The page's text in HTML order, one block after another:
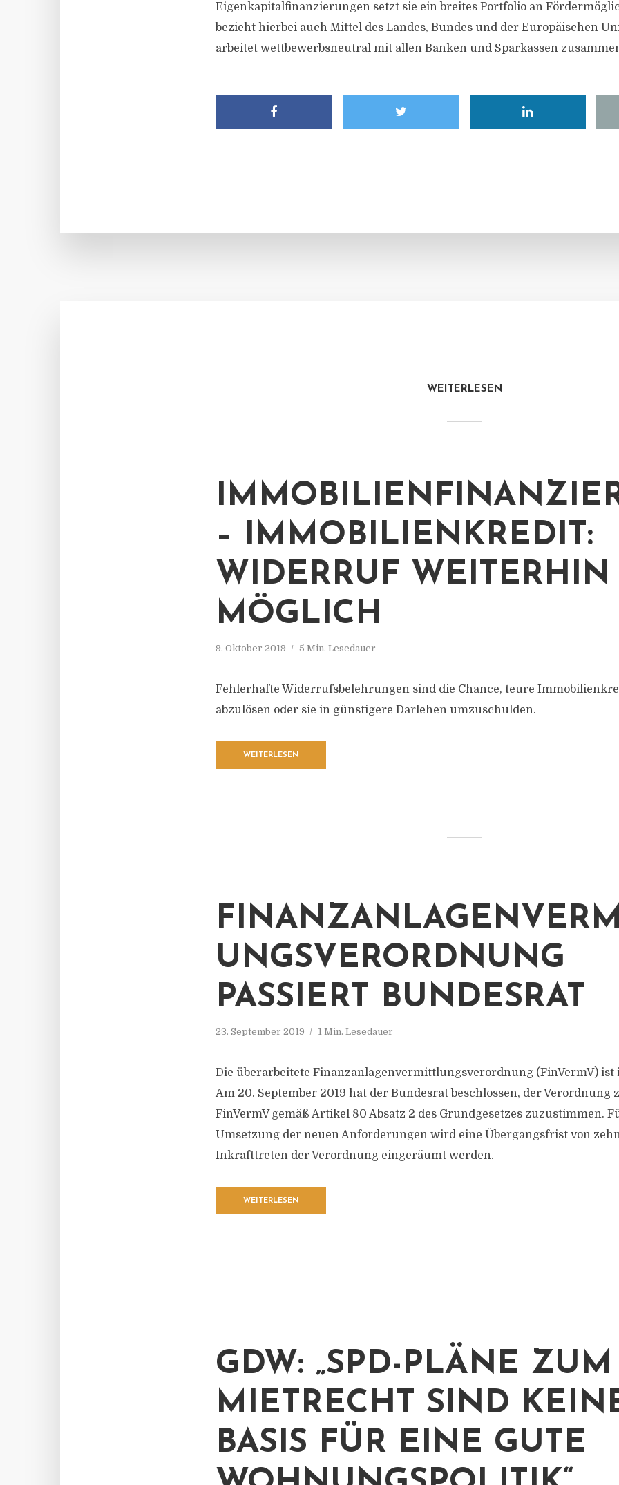
Eigenkapitalfinanzierungen setzt sie ein breites Portfolio an
bezieht hierbei auch Mittel des Landes, Bundes und der Europäischen
arbeitet wettbewerbsneutral mit allen Banken und Sparkassen
WEITERLESEN
– IMMOBILIENKREDIT:
WIDERRUF WEITERHIN
MÖGLICH
9. Oktober 2019 5 Min. Lesedauer
Fehlerhafte Widerrufsbelehrungen sind die Chance, teure
abzulösen oder sie in günstigere Darlehen umzuschulden.
WEITERLESEN
UNGSVERORDNUNG
PASSIERT BUNDESRAT
23. September 2019 1 Min. Lesedauer
Die überarbeitete Finanzanlagenvermittlungsverordnung (FinVermV) ist
Am 20. September 2019 hat der Bundesrat beschlossen, der Verordnung
FinVermV gemäß Artikel 80 Absatz 2 des Grundgesetzes zuzustimmen.
Umsetzung der neuen Anforderungen wird eine Übergangsfrist von
Inkrafttreten der Verordnung eingeräumt werden.
WEITERLESEN
GDW: „SPD-PLÄNE ZUM
MIETRECHT SIND
BASIS FÜR EINE GUTE